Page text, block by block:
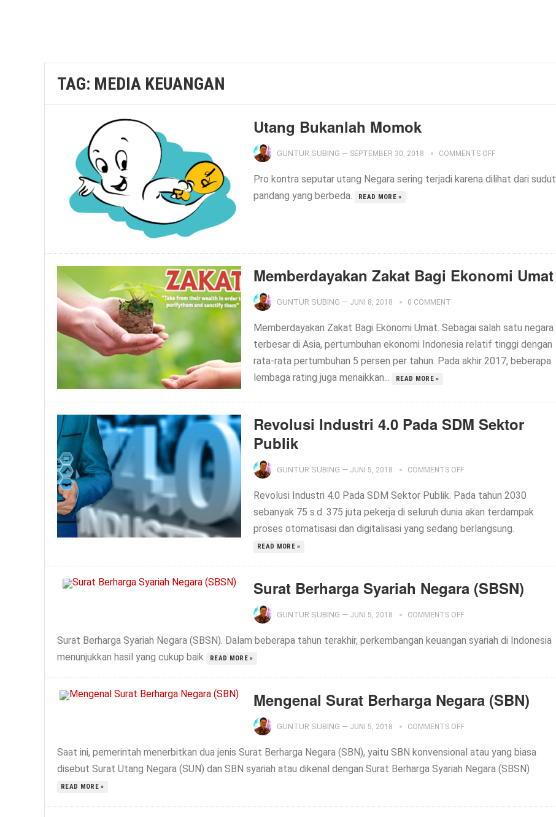
TAG: MEDIA KEUANGAN
Utang Bukanlah Momok
GUNTUR SUBING — SEPTEMBER 30, 2018 COMMENTS OFF
Pro kontra seputar utang Negara sering terjadi karena dilihat dari sudut
pandang yang berbeda.
READ MORE »
Memberdayakan Zakat Bagi Ekonomi Umat
GUNTUR SUBING — JUNI 8, 2018 0 COMMENT
Memberdayakan Zakat Bagi Ekonomi Umat. Sebagai salah satu negara
terbesar di Asia, pertumbuhan ekonomi Indonesia relatif tinggi dengan
rata-rata pertumbuhan 5 persen per tahun. Pada akhir 2017, beberapa
lembaga rating juga menaikkan...
READ MORE »
Revolusi Industri 4.0 Pada SDM Sektor
Publik
GUNTUR SUBING — JUNI 5, 2018 COMMENTS OFF
Revolusi Industri 4.0 Pada SDM Sektor Publik. Pada tahun 2030
sebanyak 75 s.d. 375 juta pekerja di seluruh dunia akan terdampak
proses otomatisasi dan digitalisasi yang sedang berlangsung.
READ MORE »
Surat Berharga Syariah Negara (SBSN)
GUNTUR SUBING — JUNI 5, 2018 COMMENTS OFF
Surat Berharga Syariah Negara (SBSN). Dalam beberapa tahun terakhir, perkembangan keuangan syariah di Indonesia
menunjukkan hasil yang cukup baik
READ MORE »
Mengenal Surat Berharga Negara (SBN)
GUNTUR SUBING — JUNI 5, 2018 COMMENTS OFF
Saat ini, pemerintah menerbitkan dua jenis Surat Berharga Negara (SBN), yaitu SBN konvensional atau yang biasa
disebut Surat Utang Negara (SUN) dan SBN syariah atau dikenal dengan Surat Berharga Syariah Negara (SBSN)
READ MORE »